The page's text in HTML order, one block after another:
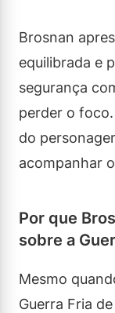
Brosnan
equilibrada e
segurança
perder o
do
acompanhar
Por que
sobre a
Mesmo
Guerra Fria